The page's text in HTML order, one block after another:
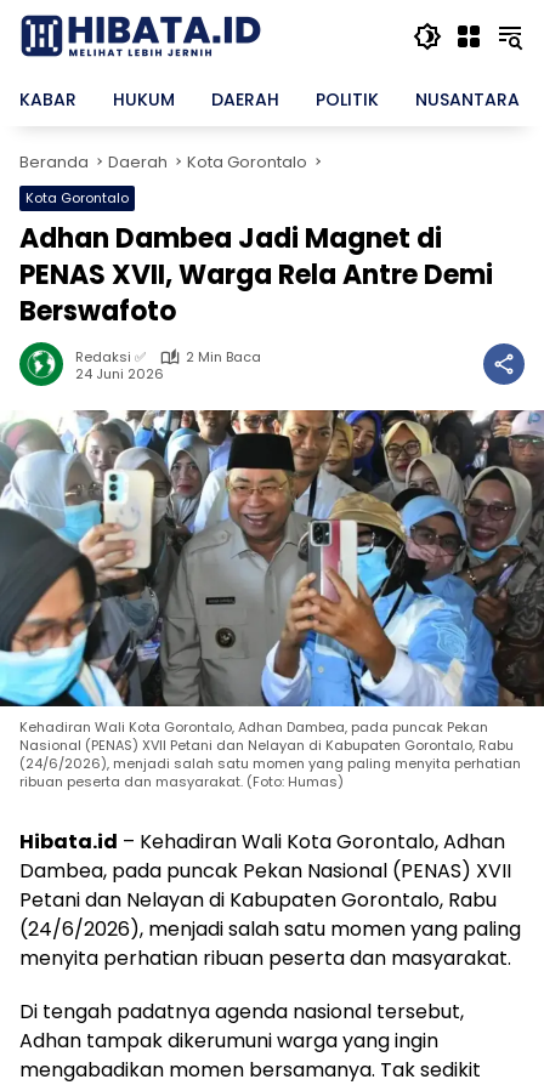
Langsung
konten
KABAR
HUKUM DAERAH POLITIK NUSANTARA
Beranda Daerah Kota Gorontalo
Kota Gorontalo
Adhan Dambea Jadi Magnet di
PENAS XVII, Warga Rela Antre Demi
Berswafoto
Redaksi ✅
2 Min Baca
24 Juni 2026
Kehadiran Wali Kota Gorontalo, Adhan Dambea, pada puncak Pekan
Nasional (PENAS) XVII Petani dan Nelayan di Kabupaten Gorontalo, Rabu
(24/6/2026), menjadi salah satu momen yang paling menyita perhatian
ribuan peserta dan masyarakat. (Foto: Humas)
Hibata.id – Kehadiran Wali Kota Gorontalo, Adhan
Dambea, pada puncak Pekan Nasional (PENAS) XVII
Petani dan Nelayan di Kabupaten Gorontalo, Rabu
(24/6/2026), menjadi salah satu momen yang paling
menyita perhatian ribuan peserta dan masyarakat.
Di tengah padatnya agenda nasional tersebut,
Adhan tampak dikerumuni warga yang ingin
mengabadikan momen bersamanya. Tak sedikit